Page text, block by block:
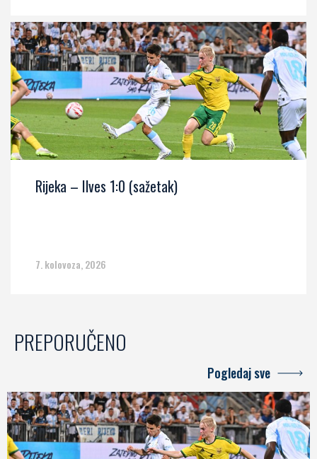
Rijeka – Ilves 1:0 (sažetak)
7. kolovoza, 2026
PREPORUČENO
Pogledaj sve